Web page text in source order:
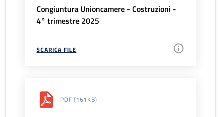
Congiuntura Unioncamere - Costruzioni -
4° trimestre 2025
SCARICA FILE
PDF (161KB)